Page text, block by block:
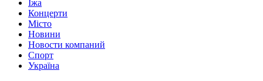
Їжа
Концерти
Місто
Новини
Новости компаний
Спорт
Україна